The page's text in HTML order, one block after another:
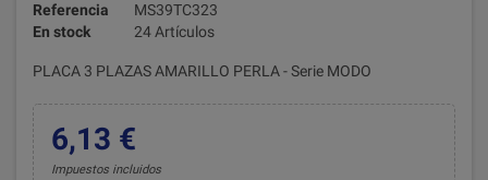
Referencia
MS39TC323
En stock
24 Artículos
PLACA 3 PLAZAS AMARILLO PERLA - Serie MODO
6,13 €
Impuestos incluidos